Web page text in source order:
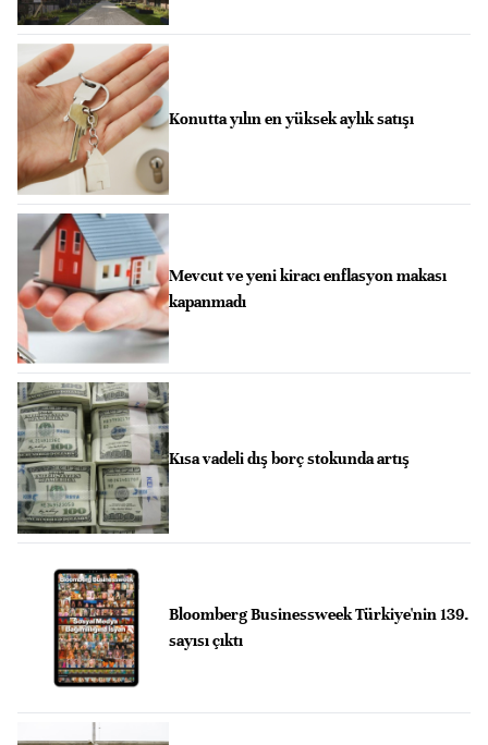
Konutta yılın en yüksek aylık satışı
Mevcut ve yeni kiracı enflasyon makası
kapanmadı
Kısa vadeli dış borç stokunda artış
Bloomberg Businessweek Türkiye'nin 139.
sayısı çıktı